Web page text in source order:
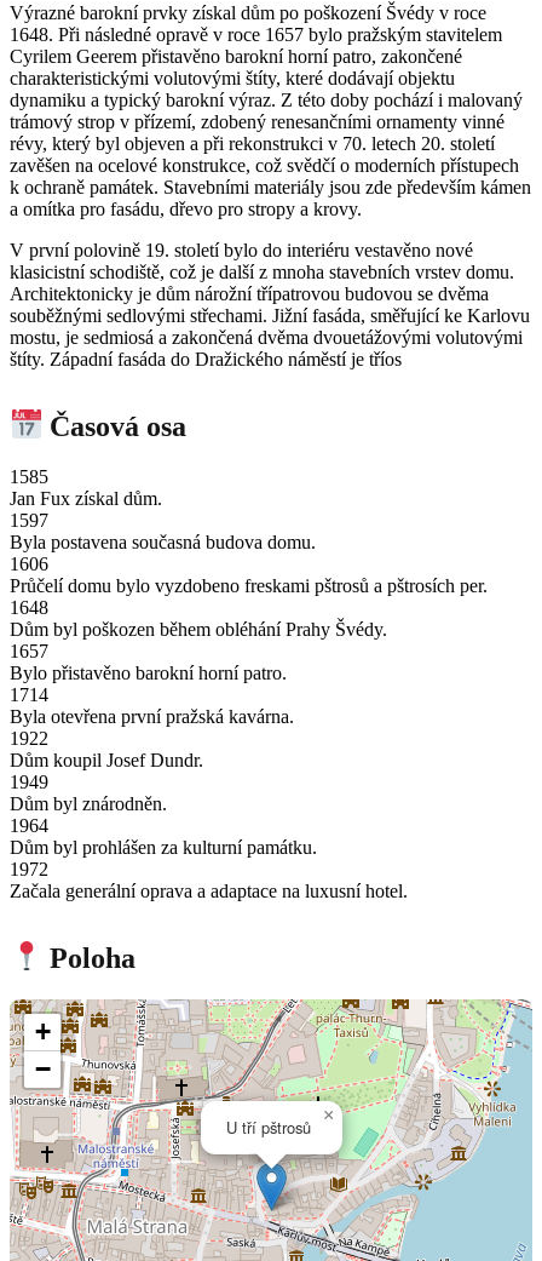
Výrazné barokní prvky získal dům po poškození Švédy v roce
1648. Při následné opravě v roce 1657 bylo pražským stavitelem
Cyrilem Geerem přistavěno barokní horní patro, zakončené
charakteristickými volutovými štíty, které dodávají objektu
dynamiku a typický barokní výraz. Z této doby pochází i malovaný
trámový strop v přízemí, zdobený renesančními ornamenty vinné
révy, který byl objeven a při rekonstrukci v 70. letech 20. století
zavěšen na ocelové konstrukce, což svědčí o moderních přístupech
k ochraně památek. Stavebními materiály jsou zde především kámen
a omítka pro fasádu, dřevo pro stropy a krovy.
V první polovině 19. století bylo do interiéru vestavěno nové
klasicistní schodiště, což je další z mnoha stavebních vrstev domu.
Architektonicky je dům nárožní třípatrovou budovou se dvěma
souběžnými sedlovými střechami. Jižní fasáda, směřující ke Karlovu
mostu, je sedmiosá a zakončená dvěma dvouetážovými volutovými
štíty. Západní fasáda do Dražického náměstí je tříos
Časová osa
1585
Jan Fux získal dům.
1597
Byla postavena současná budova domu.
1606
Průčelí domu bylo vyzdobeno freskami pštrosů a pštrosích per.
1648
Dům byl poškozen během obléhání Prahy Švédy.
1657
Bylo přistavěno barokní horní patro.
1714
Byla otevřena první pražská kavárna.
1922
Dům koupil Josef Dundr.
1949
Dům byl znárodněn.
1964
Dům byl prohlášen za kulturní památku.
1972
Začala generální oprava a adaptace na luxusní hotel.
Poloha
U tří pštrosů
×
+
−